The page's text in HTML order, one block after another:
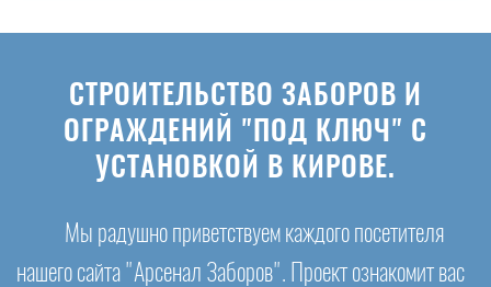
СТРОИТЕЛЬСТВО ЗАБОРОВ И
ОГРАЖДЕНИЙ "ПОД КЛЮЧ" С
УСТАНОВКОЙ В КИРОВЕ.
Мы радушно приветствуем каждого посетителя
нашего сайта "Арсенал Заборов". Проект ознакомит вас